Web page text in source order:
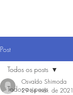
Post
Todos os posts
Todos os posts
Osvaldo Shimoda
29 de mai. de 2021